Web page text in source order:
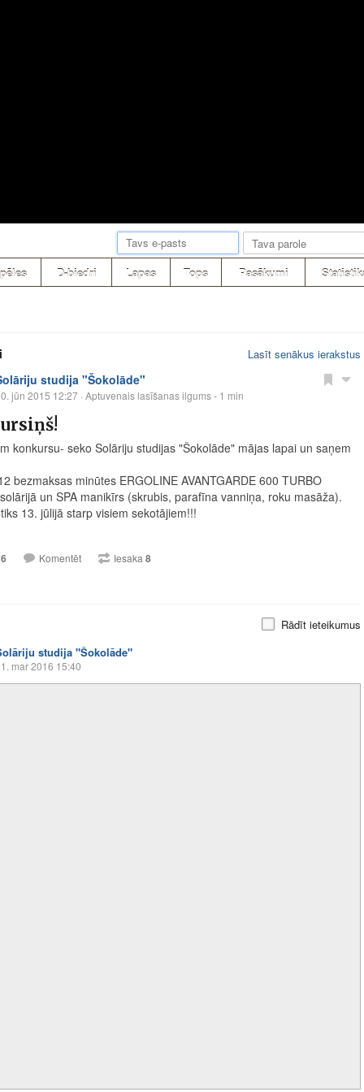
D-biedri Lapas Tops Pasākumi
Lasīt senākus ierakstus
studija "Šokolāde"
jūn 2015 12:27 · Aptuvenais lasīšanas ilgums - 1 min
konkursu- seko Solāriju studijas "Šokolāde" mājas lapai un saņem
bezmaksas minūtes ERGOLINE AVANTGARDE 600 TURBO
un SPA manikīrs (skrubis, parafīna vanniņa, roku masāža).
13. jūlijā starp visiem sekotājiem!!!
Komentēt Iesaka 8
Rādīt ieteikumus
studija "Šokolāde"
mar 2016 15:40